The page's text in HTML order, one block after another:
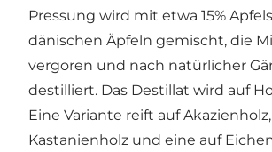
Pressung wird mit etwa 15%
dänischen Äpfeln gemischt, die
vergoren und nach natürlicher
destilliert. Das Destillat wird auf
Eine Variante reift auf
Kastanienholz und eine auf